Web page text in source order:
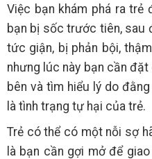
Việc bạn khám phá ra trẻ
bạn bị sốc trước tiên, sau
tức giận, bị phản bội,
nhưng lúc này bạn cần
bên và tìm hiểu lý do
là tình trạng tự hại của trẻ.
Trẻ có thể có một nỗi sợ
là bạn cần gợi mở để